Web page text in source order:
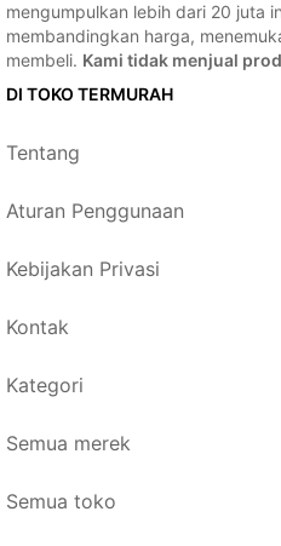
mengumpulkan lebih dari 20 juta
membandingkan harga,
membeli. Kami tidak menjual
DI TOKO TERMURAH
Tentang
Aturan Penggunaan
Kebijakan Privasi
Kontak
Kategori
Semua merek
Semua toko